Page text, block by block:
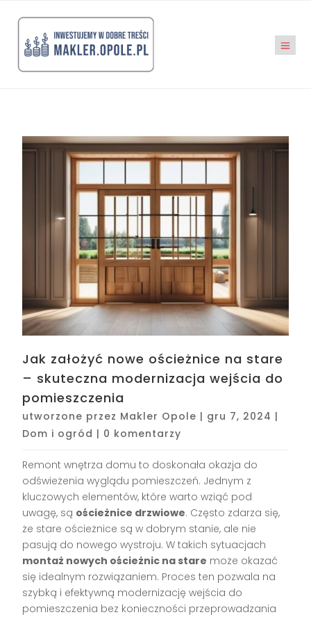
Jak założyć nowe ościeżnice na stare
– skuteczna modernizacja wejścia do
pomieszczenia
utworzone przez Makler Opole | gru 7, 2024 |
Dom i ogród | 0 komentarzy
Remont wnętrza domu to doskonała okazja do
odświeżenia wyglądu pomieszczeń. Jednym z
kluczowych elementów, które warto wziąć pod
uwagę, są ościeżnice drzwiowe. Często zdarza się,
że stare ościeżnice są w dobrym stanie, ale nie
pasują do nowego wystroju. W takich sytuacjach
montaż nowych ościeżnic na stare może okazać
się idealnym rozwiązaniem. Proces ten pozwala na
szybką i efektywną modernizację wejścia do
pomieszczenia bez konieczności przeprowadzania